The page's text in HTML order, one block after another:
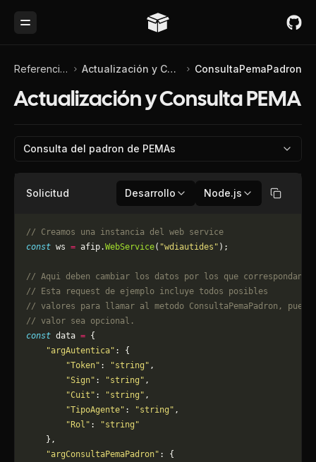
Toggle Menu
Referencia de API Actualización y Consulta PEMA ConsultaPemaPadron
Actualización y Consulta PEMA
Consulta del padron de PEMAs
Solicitud Desarrollo Node.js Copiar
// Creamos una instancia del web service
const ws = afip.WebService( "wdiautides" );
// Aqui deben cambiar los datos por los que correspondan.
// Esta request de ejemplo incluye todos posibles
// valores para llamar al metodo ConsultaPemaPadron, puede
// valor sea opcional.
const data = {
    "argAutentica"
: {
        "Token"
: "string" ,
        "Sign"
: "string" ,
        "Cuit"
: "string" ,
        "TipoAgente"
: "string" ,
        "Rol"
:
"string"
    },
    "argConsultaPemaPadron"
: {